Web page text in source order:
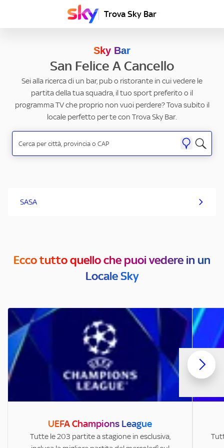
Trova Sky Bar
Sky Bar
San Felice A Cancello
Sei alla ricerca di un bar, pub o ristorante in cui vedere le
partita della tua squadra, il tuo sport preferito o il
programma TV che proprio non vuoi perdere? Tova subito il
locale perfetto per te con Trova Sky Bar.
SASA
Ecco tutto quello che puoi vedere in un
Locale Sky
UEFA Champions League
Tutte le 203 partite a stagione in esclusiva,